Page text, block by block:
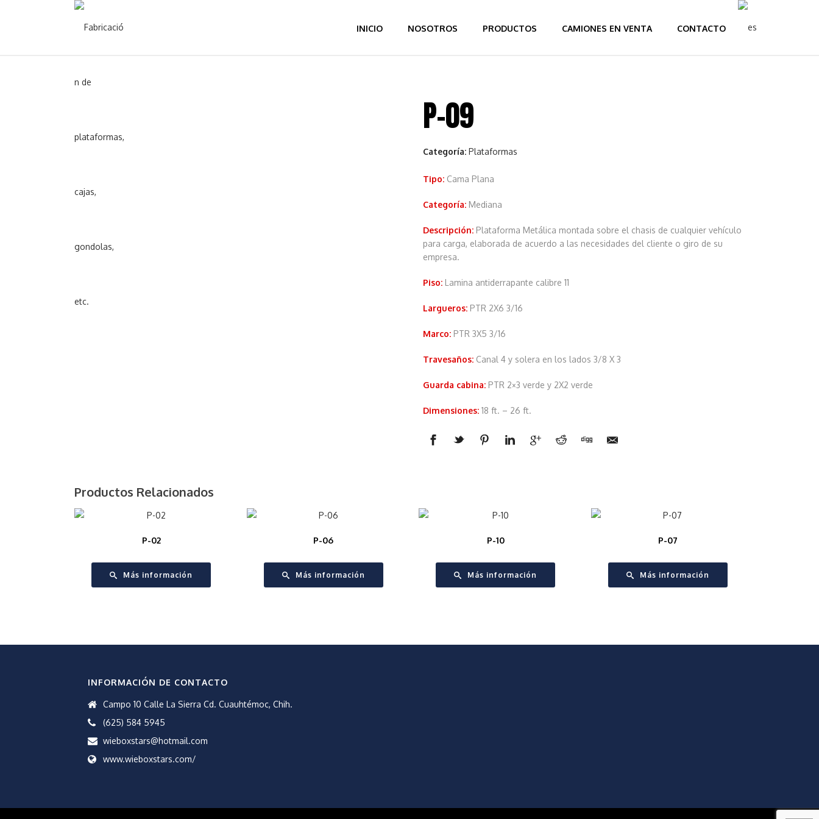
INICIO NOSOTROS PRODUCTOS CAMIONES EN VENTA CONTACTO
P-09
Categoría: Plataformas
Tipo: Cama Plana
Categoría: Mediana
Descripción: Plataforma Metálica montada sobre el chasis de cualquier vehículo
para carga, elaborada de acuerdo a las necesidades del cliente o giro de su
empresa.
Piso: Lamina antiderrapante calibre 11
Largueros: PTR 2X6 3/16
Marco: PTR 3X5 3/16
Travesaños: Canal 4 y solera en los lados 3/8 X 3
Guarda cabina: PTR 2×3 verde y 2X2 verde
Dimensiones: 18 ft. – 26 ft.
Productos Relacionados
P-02
Más información
P-06
Más información
P-10
Más información
P-07
Más información
INFORMACIÓN DE CONTACTO
Campo 10 Calle La Sierra Cd. Cuauhtémoc, Chih.
(625) 584 5945
wieboxstars@hotmail.com
www.wieboxstars.com/